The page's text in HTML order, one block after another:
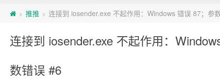
> 推推 > 连接到 iosender.exe 不起作用：Windows 错误 87；参
连接到 iosender.exe 不起作用：
数错误 #6